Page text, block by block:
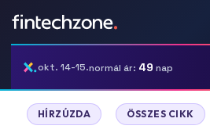
okt. 14-15.normál ár: 49 nap
HÍRZÚZDA | ÖSSZES CIKK